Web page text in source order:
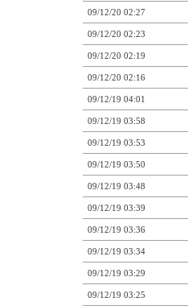
09/12/20 02:27
09/12/20 02:23
09/12/20 02:19
09/12/20 02:16
09/12/19 04:01
09/12/19 03:58
09/12/19 03:53
09/12/19 03:50
09/12/19 03:48
09/12/19 03:39
09/12/19 03:36
09/12/19 03:34
09/12/19 03:29
09/12/19 03:25